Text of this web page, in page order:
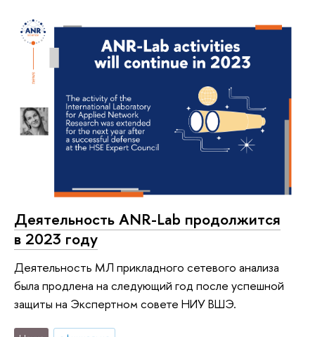
Деятельность ANR-Lab продолжится
в 2023 году
Деятельность МЛ прикладного сетевого анализа
была продлена на следующий год после успешной
защиты на Экспертном совете НИУ ВШЭ.